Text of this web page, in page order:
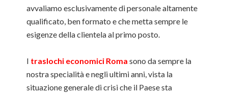
avvaliamo esclusivamente di personale altamente
qualificato, ben formato e che metta sempre le
esigenze della clientela al primo posto.
I traslochi economici Roma sono da sempre la
nostra specialità e negli ultimi anni, vista la
situazione generale di crisi che il Paese sta